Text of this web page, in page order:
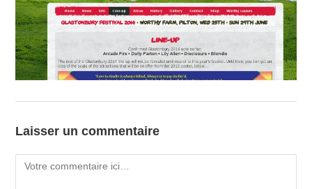
Laisser un commentaire
Comment